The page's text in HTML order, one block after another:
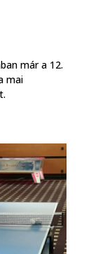
már a 12.
mai